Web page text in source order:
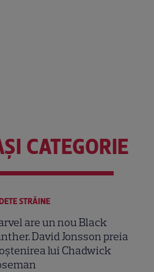
CATEGORIE
STRĂINE
are un nou Black
David Jonsson preia
lui Chadwick